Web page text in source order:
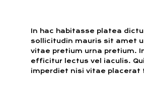
In hac habitasse platea
sollicitudin mauris sit amet
vitae pretium urna pretium.
efficitur lectus vel iaculis.
imperdiet nisi vitae placerat